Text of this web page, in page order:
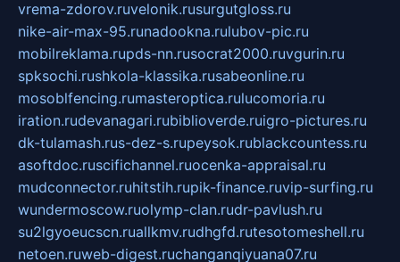
vrema-zdorov.ruvelonik.rusurgutgloss.ru
nike-air-max-95.runadookna.rulubov-pic.ru
mobilreklama.rupds-nn.rusocrat2000.ruvgurin.ru
spksochi.rushkola-klassika.rusabeonline.ru
mosoblfencing.rumasteroptica.rulucomoria.ru
iration.rudevanagari.rubiblioverde.ruigro-pictures.ru
dk-tulamash.rus-dez-s.rupeysok.rublackcountess.ru
asoftdoc.ruscifichannel.ruocenka-appraisal.ru
mudconnector.ruhitstih.rupik-finance.ruvip-surfing.ru
wundermoscow.ruolymp-clan.rudr-pavlush.ru
su2lgyoeucscn.ruallkmv.rudhgfd.rutesotomeshell.ru
netoen.ruweb-digest.ruchanganqiyuana07.ru